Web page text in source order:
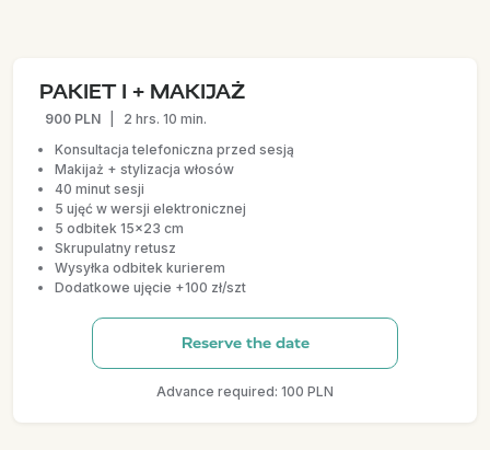
PAKIET I + MAKIJAŻ
900 PLN
2 hrs. 10 min.
Konsultacja telefoniczna przed sesją
Makijaż + stylizacja włosów
40 minut sesji
5 ujęć w wersji elektronicznej
5 odbitek 15x23 cm
Skrupulatny retusz
Wysyłka odbitek kurierem
Dodatkowe ujęcie +100 zł/szt
Reserve the date
Advance required: 100 PLN